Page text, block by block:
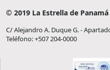
© 2019 La Estrella de Panamá
C/ Alejandro A. Duque G. -
Teléfono: +507 204-0000